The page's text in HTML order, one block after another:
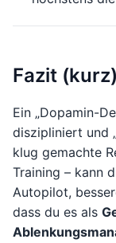
Fazit (kurz)
Ein „Dopamin-
diszipliniert und
klug gemachte
Training – kann
Autopilot,
dass du es als